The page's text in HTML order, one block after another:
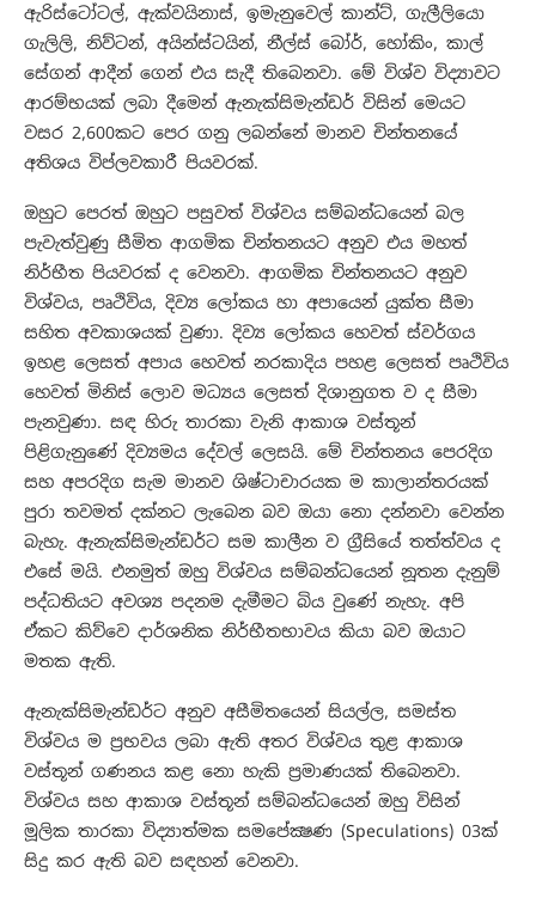
ඇරිස්ටෝටල්, ඇක්වයිනාස්, ඉමැනුවෙල් කාන්ට්, ගැලීලියො
ගැලිලි, නිව්ටන්, අයින්ස්ටයින්, නීල්ස් බෝර්, හෝකිං, කාල්
සේගන් ආදීන් ගෙන් එය සැදී තිබෙනවා. මේ විශ්ව විද්‍යාවට
ආරම්භයක් ලබා දීමෙන් ඇනැක්සිමැන්ඩර් විසින් මෙයට
වසර 2,600කට පෙර ගනු ලබන්නේ මානව චින්තනයේ
අතිශය විප්ලවකාරී පියවරක්.
ඔහුට පෙරත් ඔහුට පසුවත් විශ්වය සම්බන්ධයෙන් බල
පැවැත්වුණු සීමිත ආගමික චින්තනයට අනුව එය මහත්
නිර්භීත පියවරක් ද වෙනවා. ආගමික චින්තනයට අනුව
විශ්වය, පෘථිවිය, දිව්‍ය ලෝකය හා අපායෙන් යුක්ත සීමා
සහිත අවකාශයක් වුණා. දිව්‍ය ලෝකය හෙවත් ස්වර්ගය
ඉහළ ලෙසත් අපාය හෙවත් නරකාදිය පහළ ලෙසත් පෘථිවිය
හෙවත් මිනිස් ලොව මධ්‍යය ලෙසත් දිශානුගත ව ද සීමා
පැනවුණා. සඳ හිරු තාරකා වැනි ආකාශ වස්තූන්
පිළිගැනුණේ දිව්‍යමය දේවල් ලෙසයි. මේ චින්තනය පෙරදිග
සහ අපරදිග සැම මානව ශිෂ්ටාචාරයක ම කාලාන්තරයක්
පුරා තවමත් දක්නට ලැබෙන බව ඔයා නො දන්නවා වෙන්න
බැහැ. ඇනැක්සිමැන්ඩර්ට සම කාලීන ව ග්‍රීසියේ තත්ත්වය ද
එසේ මයි. එනමුත් ඔහු විශ්වය සම්බන්ධයෙන් නූතන දැනුම්
පද්ධතියට අවශ්‍ය පදනම දැමීමට බිය වුණේ නැහැ. අපි
ඒකට කිව්වෙ දාර්ශනික නිර්භීතභාවය කියා බව ඔයාට
මතක ඇති.
ඇනැක්සිමැන්ඩර්ට අනුව අසීමිතයෙන් සියල්ල, සමස්ත
විශ්වය ම ප්‍රභවය ලබා ඇති අතර විශ්වය තුළ ආකාශ
වස්තූන් ගණනය කළ නො හැකි ප්‍රමාණයක් තිබෙනවා.
විශ්වය සහ ආකාශ වස්තූන් සම්බන්ධයෙන් ඔහු විසින්
මූලික තාරකා විද්‍යාත්මක සමපේක්‍ෂණ (Speculations) 03ක්
සිදු කර ඇති බව සඳහන් වෙනවා.